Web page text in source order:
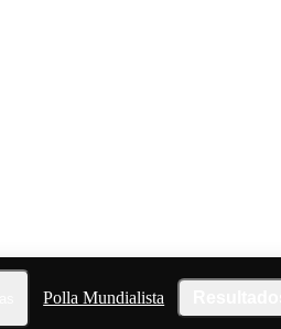
Polla Mundialista